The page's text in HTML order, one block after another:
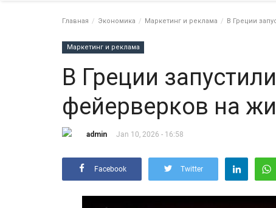
Главная Экономика Маркетинг и реклама В Греции
Маркетинг и реклама
В Греции
фейерверков на
admin Jan 10, 2026 - 16:58
Facebook Twitter